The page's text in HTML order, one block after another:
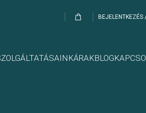
BEJELENTKEZÉS
ÁRAKBLOG